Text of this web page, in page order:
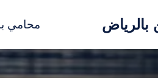
بالرياض محامي